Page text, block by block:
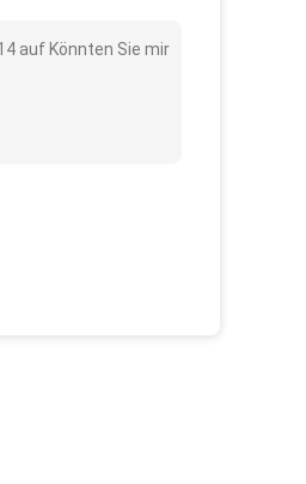
auf Könnten Sie mir